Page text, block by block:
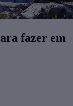
fazer ​em